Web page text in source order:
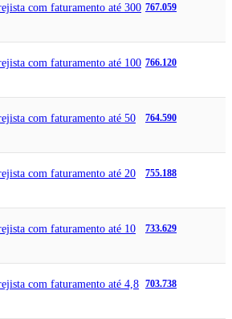
com faturamento até 300 767.059
com faturamento até 100 766.120
com faturamento até 50
764.590
com faturamento até 20
755.188
com faturamento até 10
733.629
com faturamento até 4,8
703.738